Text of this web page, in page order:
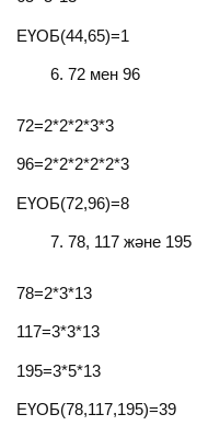
ЕҮОБ(44,65)=1
72 мен 96
72=2*2*2*3*3
96=2*2*2*2*2*3
ЕҮОБ(72,96)=8
78, 117 және 195
78=2*3*13
117=3*3*13
195=3*5*13
ЕҮОБ(78,117,195)=39